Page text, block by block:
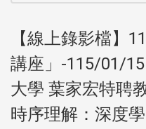
【線上錄影檔】
講座」-115/01/
大學 葉家宏特聘
時序理解：深度